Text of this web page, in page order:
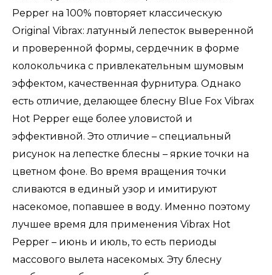
Pepper на 100% повторяет классическую
Original Vibrax: латунный лепесток выверенной
и проверенной формы, сердечник в форме
колокольчика с привлекательным шумовым
эффектом, качественная фурнитура. Однако
есть отличие, делающее блесну Blue Fox Vibrax
Hot Pepper еще более уловистой и
эффективной. Это отличие – специальный
рисунок на лепестке блесны – яркие точки на
цветном фоне. Во время вращения точки
сливаются в единый узор и имитируют
насекомое, попавшее в воду. Именно поэтому
лучшее время для применения Vibrax Hot
Pepper – июнь и июль, то есть периоды
массового вылета насекомых. Эту блесну